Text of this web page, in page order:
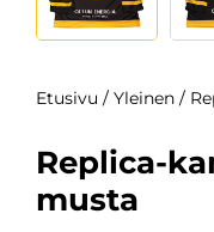
Etusivu / Yleinen /
Replica-
musta